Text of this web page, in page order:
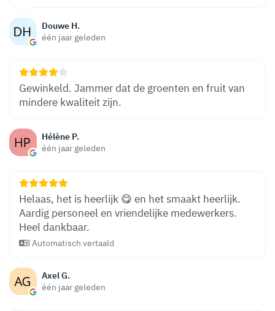
Douwe H.
één jaar geleden
Hélène P.
één jaar geleden
Gewinkeld. Jammer dat de groenten en fruit van
mindere kwaliteit zijn.
Axel G.
één jaar geleden
Helaas, het is heerlijk 😋 en het smaakt heerlijk.
Aardig personeel en vriendelijke medewerkers.
Heel dankbaar.
Automatisch vertaald